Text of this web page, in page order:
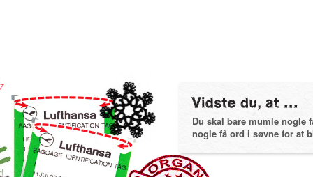
Du skal bare mumle nogle
nogle få ord i søvne for at